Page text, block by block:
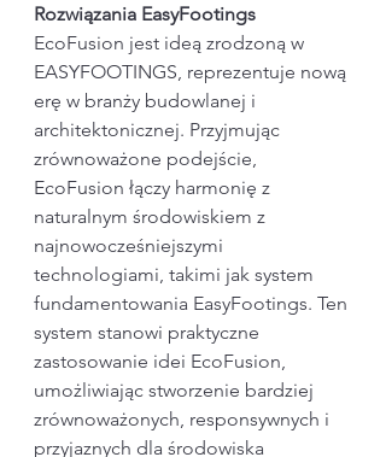
Rozwiązania EasyFootings
EcoFusion jest ideą zrodzoną w
EASYFOOTINGS, reprezentuje nową
erę w branży budowlanej i
architektonicznej. Przyjmując
zrównoważone podejście,
EcoFusion łączy harmonię z
naturalnym środowiskiem z
najnowocześniejszymi
technologiami, takimi jak system
fundamentowania EasyFootings. Ten
system stanowi praktyczne
zastosowanie idei EcoFusion,
umożliwiając stworzenie bardziej
zrównoważonych, responsywnych i
przyjaznych dla środowiska